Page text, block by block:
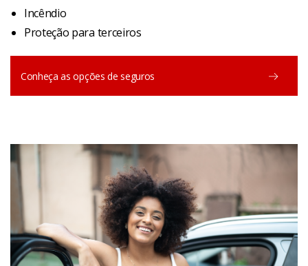
Incêndio
Proteção para terceiros
Conheça as opções de seguros